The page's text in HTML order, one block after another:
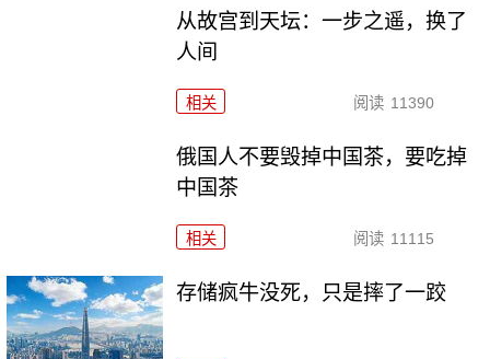
从故宫到天坛：一步之遥，换了
人间
相关 阅读 11390
俄国人不要毁掉中国茶，要吃掉
中国茶
相关 阅读 11115
存储疯牛没死，只是摔了一跤